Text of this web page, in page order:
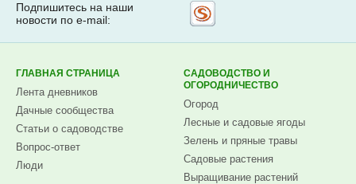
Подпишитесь на наши
новости по e-mail:
ГЛАВНАЯ СТРАНИЦА
Лента дневников
Дачные сообщества
Статьи о садоводстве
Вопрос-ответ
Люди
САДОВОДСТВО И
ОГОРОДНИЧЕСТВО
Огород
Лесные и садовые ягоды
Зелень и пряные травы
Садовые растения
Выращивание растений